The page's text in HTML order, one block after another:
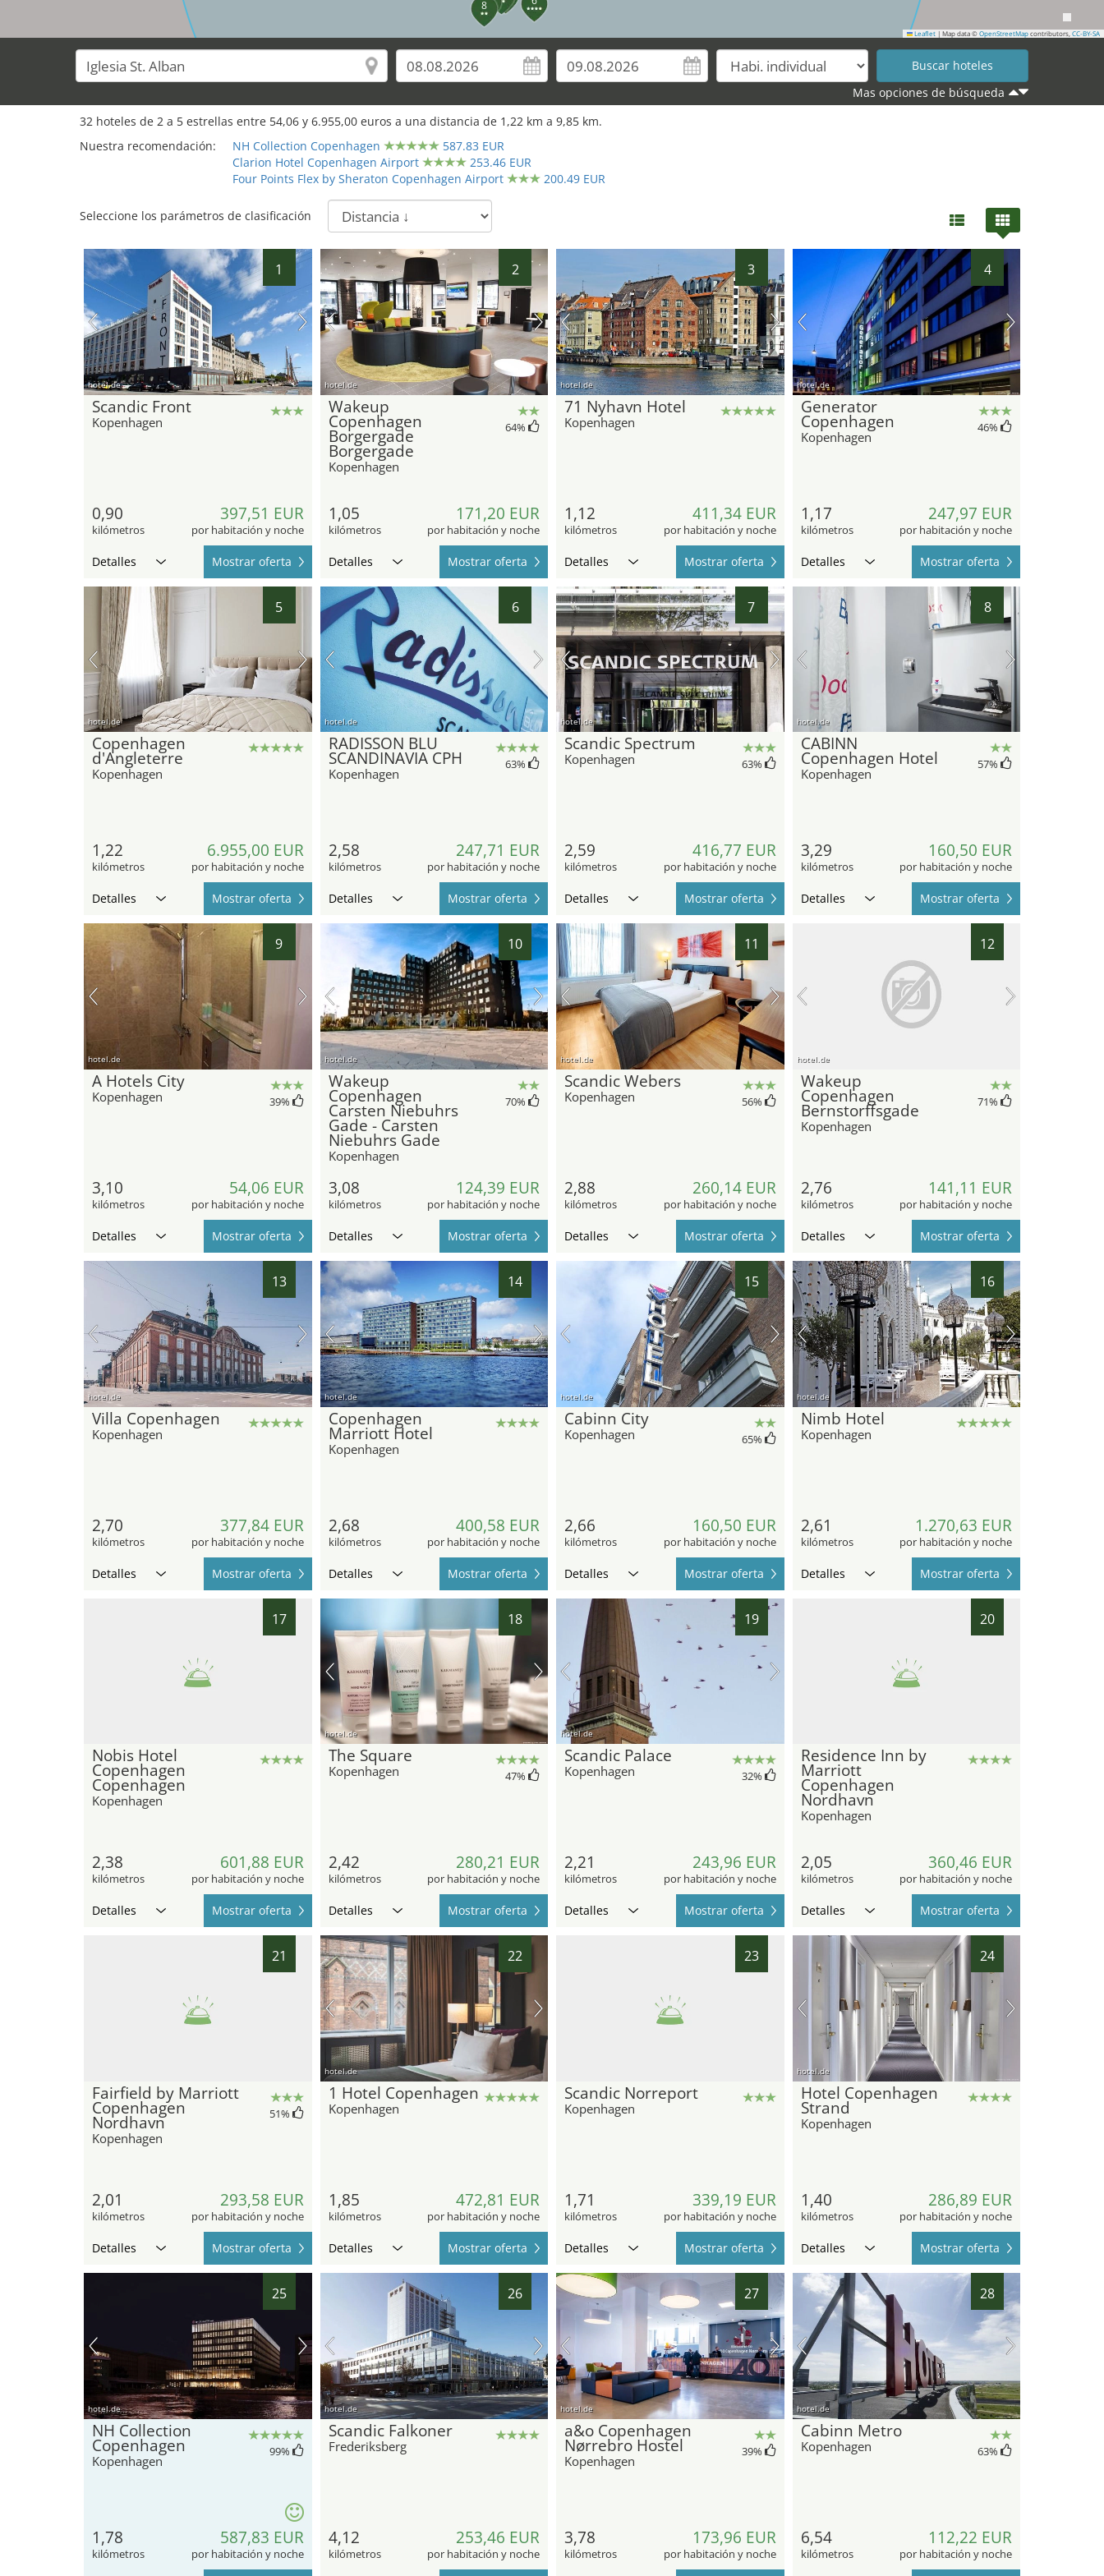
8
31
32
Leaflet | Map data © OpenStreetMap contributors, CC-BY-SA
Mas opciones de búsqueda
32 hoteles de 2 a 5 estrellas entre 54,06 y 6.955,00 euros a una distancia de 1,22 km a 9,85 km.
Nuestra recomendación:
NH Collection Copenhagen
587.83 EUR
Clarion Hotel Copenhagen Airport
253.46 EUR
Four Points Flex by Sheraton Copenhagen Airport
200.49 EUR
Seleccione los parámetros de clasificación
1
hotel.de
Scandic Front
Kopenhagen
0,90
kilómetros
397,51 EUR
por habitación y noche
Detalles Mostrar oferta
2
hotel.de
Wakeup
Copenhagen
Borgergade
Borgergade
Kopenhagen
64%
1,05
kilómetros
171,20 EUR
por habitación y noche
Detalles Mostrar oferta
3
hotel.de
71 Nyhavn Hotel
Kopenhagen
1,12
kilómetros
411,34 EUR
por habitación y noche
Detalles Mostrar oferta
4
hotel.de
Generator
Copenhagen
Kopenhagen
46%
1,17
kilómetros
247,97 EUR
por habitación y noche
Detalles Mostrar oferta
5
hotel.de
Copenhagen
d'Angleterre
Kopenhagen
1,22
kilómetros
6.955,00 EUR
por habitación y noche
Detalles Mostrar oferta
6
hotel.de
RADISSON BLU
SCANDINAVIA CPH
Kopenhagen
63%
2,58
kilómetros
247,71 EUR
por habitación y noche
Detalles Mostrar oferta
7
hotel.de
Scandic Spectrum
Kopenhagen 63%
2,59
kilómetros
416,77 EUR
por habitación y noche
Detalles Mostrar oferta
8
hotel.de
CABINN
Copenhagen Hotel
Kopenhagen
57%
3,29
kilómetros
160,50 EUR
por habitación y noche
Detalles Mostrar oferta
9
hotel.de
A Hotels City
Kopenhagen 39%
3,10
kilómetros
54,06 EUR
por habitación y noche
Detalles Mostrar oferta
10
hotel.de
Wakeup
Copenhagen
Carsten Niebuhrs
Gade - Carsten
Niebuhrs Gade
Kopenhagen
70%
3,08
kilómetros
124,39 EUR
por habitación y noche
Detalles Mostrar oferta
11
hotel.de
Scandic Webers
Kopenhagen 56%
2,88
kilómetros
260,14 EUR
por habitación y noche
Detalles Mostrar oferta
12
hotel.de
Wakeup
Copenhagen
Bernstorffsgade
Kopenhagen
71%
2,76
kilómetros
141,11 EUR
por habitación y noche
Detalles Mostrar oferta
13
hotel.de
Villa Copenhagen
Kopenhagen
2,70
kilómetros
377,84 EUR
por habitación y noche
Detalles Mostrar oferta
14
hotel.de
Copenhagen
Marriott Hotel
Kopenhagen
2,68
kilómetros
400,58 EUR
por habitación y noche
Detalles Mostrar oferta
15
hotel.de
Cabinn City
Kopenhagen 65%
2,66
kilómetros
160,50 EUR
por habitación y noche
Detalles Mostrar oferta
16
hotel.de
Nimb Hotel
Kopenhagen
2,61
kilómetros
1.270,63 EUR
por habitación y noche
Detalles Mostrar oferta
17
Nobis Hotel
Copenhagen
Copenhagen
Kopenhagen
2,38
kilómetros
601,88 EUR
por habitación y noche
Detalles Mostrar oferta
18
hotel.de
The Square
Kopenhagen 47%
2,42
kilómetros
280,21 EUR
por habitación y noche
Detalles Mostrar oferta
19
hotel.de
Scandic Palace
Kopenhagen 32%
2,21
kilómetros
243,96 EUR
por habitación y noche
Detalles Mostrar oferta
20
Residence Inn by
Marriott
Copenhagen
Nordhavn
Kopenhagen
2,05
kilómetros
360,46 EUR
por habitación y noche
Detalles Mostrar oferta
21
Fairfield by Marriott
Copenhagen
Nordhavn
Kopenhagen
51%
2,01
kilómetros
293,58 EUR
por habitación y noche
Detalles Mostrar oferta
22
hotel.de
1 Hotel Copenhagen
Kopenhagen
1,85
kilómetros
472,81 EUR
por habitación y noche
Detalles Mostrar oferta
23
Scandic Norreport
Kopenhagen
1,71
kilómetros
339,19 EUR
por habitación y noche
Detalles Mostrar oferta
24
hotel.de
Hotel Copenhagen
Strand
Kopenhagen
1,40
kilómetros
286,89 EUR
por habitación y noche
Detalles Mostrar oferta
25
hotel.de
NH Collection
Copenhagen
Kopenhagen
99%
1,78
kilómetros
587,83 EUR
por habitación y noche
26
hotel.de
Scandic Falkoner
Frederiksberg
4,12
kilómetros
253,46 EUR
por habitación y noche
27
hotel.de
a&o Copenhagen
Nørrebro Hostel
Kopenhagen
39%
3,78
kilómetros
173,96 EUR
por habitación y noche
28
hotel.de
Cabinn Metro
Kopenhagen 63%
6,54
kilómetros
112,22 EUR
por habitación y noche